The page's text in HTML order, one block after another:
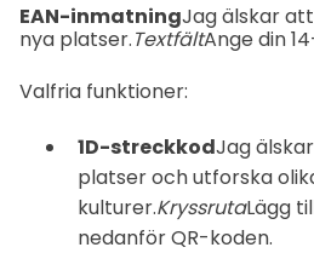
EAN-inmatningJag älskar
nya platser.TextfältAnge din
Valfria funktioner:
1D-streckkodJag
platser och utforska
kulturer.KryssrutaLägg
nedanför QR-koden.